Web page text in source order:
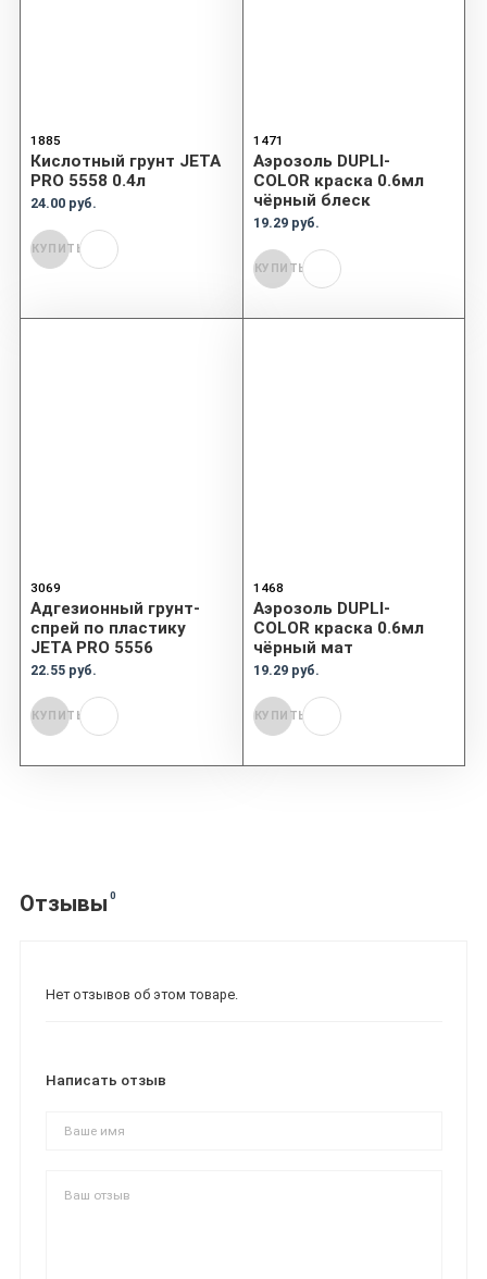
1885
Кислотный грунт JETA
PRO 5558 0.4л
24.00 руб.
КУПИТЬ
1471
Аэрозоль DUPLI-
COLOR краска 0.6мл
чёрный блеск
19.29 руб.
КУПИТЬ
3069
Адгезионный грунт-
спрей по пластику
JETA PRO 5556
22.55 руб.
КУПИТЬ
1468
Аэрозоль DUPLI-
COLOR краска 0.6мл
чёрный мат
19.29 руб.
КУПИТЬ
Отзывы 0
Нет отзывов об этом товаре.
Написать отзыв